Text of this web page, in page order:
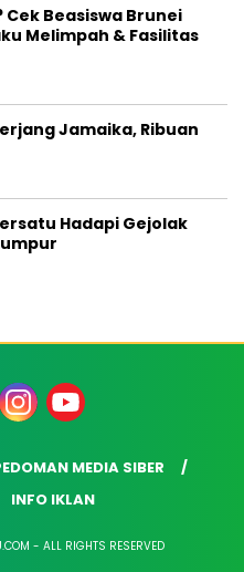
Beasiswa Brunei
Melimpah & Fasilitas
Jamaika, Ribuan
Hadapi Gejolak
MEDIA SIBER
INFO IKLAN
- ALL RIGHTS RESERVED